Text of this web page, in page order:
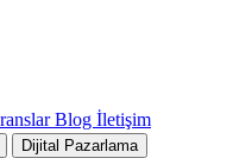
Blog İletişim
Dijital Pazarlama